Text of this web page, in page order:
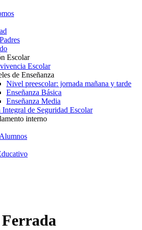
Escolar
Escolar
de Enseñanza
Nivel preescolar: jornada mañana y tarde
Enseñanza Básica
Enseñanza Media
Integral de Seguridad Escolar
interno